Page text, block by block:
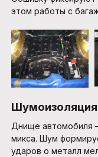
этом работы с
Днище автомобиля
микса. Шум
ударов о металл